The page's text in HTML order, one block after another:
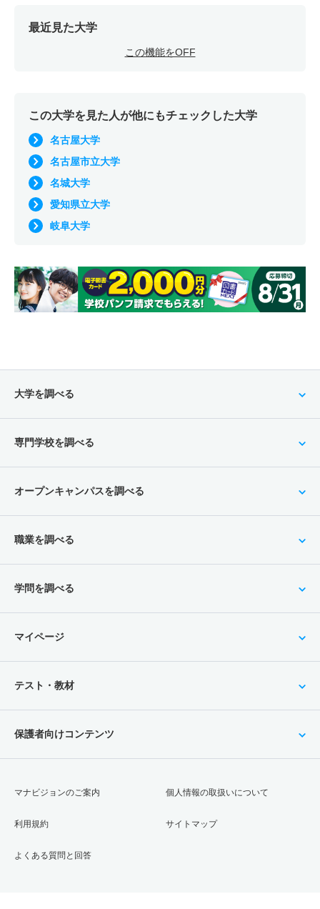
最近見た大学
この機能をOFF
この大学を見た人が他にもチェックした大学
名古屋大学
名古屋市立大学
名城大学
愛知県立大学
岐阜大学
大学を調べる
専門学校を調べる
オープンキャンパスを調べる
職業を調べる
学問を調べる
マイページ
テスト・教材
保護者向けコンテンツ
マナビジョンのご案内
利用規約
よくある質問と回答
個人情報の取扱いについて
サイトマップ